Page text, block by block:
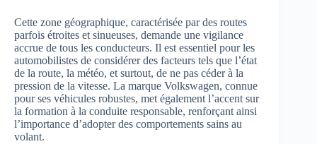
Cette zone géographique, caractérisée par des routes
parfois étroites et sinueuses, demande une vigilance
accrue de tous les conducteurs. Il est essentiel pour les
automobilistes de considérer des facteurs tels que l’état
de la route, la météo, et surtout, de ne pas céder à la
pression de la vitesse. La marque Volkswagen, connue
pour ses véhicules robustes, met également l’accent sur
la formation à la conduite responsable, renforçant ainsi
l’importance d’adopter des comportements sains au
volant.